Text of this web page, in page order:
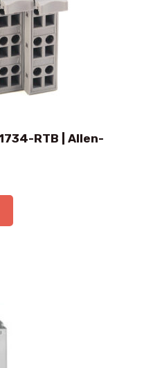
RTB | Allen-